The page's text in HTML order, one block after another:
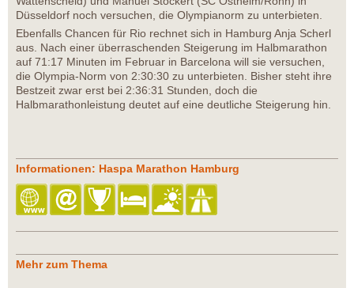
Düsseldorf noch versuchen, die Olympianorm zu unterbieten.
Ebenfalls Chancen für Rio rechnet sich in Hamburg Anja Scherl
aus. Nach einer überraschenden Steigerung im Halbmarathon
auf 71:17 Minuten im Februar in Barcelona will sie versuchen,
die Olympia-Norm von 2:30:30 zu unterbieten. Bisher steht ihre
Bestzeit zwar erst bei 2:36:31 Stunden, doch die
Halbmarathonleistung deutet auf eine deutliche Steigerung hin.
Informationen: Haspa Marathon Hamburg
Mehr zum Thema